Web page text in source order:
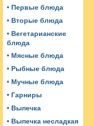
• Первые блюда
• Вторые блюда
• Вегетарианские
блюда
• Мясные блюда
• Рыбные блюда
• Мучные блюда
• Гарниры
• Выпечка
• Выпечка несладкая